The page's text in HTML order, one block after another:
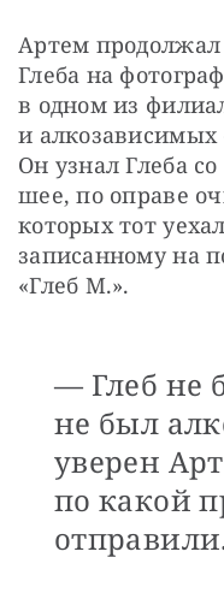
Артем
Глеба на
в одном из
и алкозависимых
Он узнал Глеба
шее, по оправе
которых тот
записанному на
«Глеб М.».
— Глеб не
не был
уверен
по какой